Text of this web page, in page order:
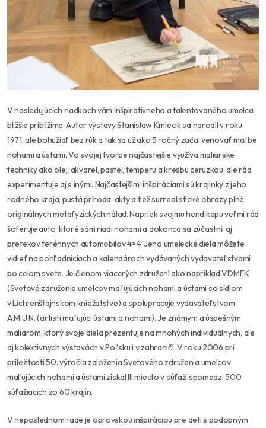
V nasledujúcich riadkoch vám inšpiratívneho a talentovaného umelca
bližšie priblížime. Autor výstavy Stanislaw Kmiecik sa narodil v roku
1971, ale bohužiaľ bez rúk a tak sa už ako 5 ročný začal venovať maľbe
nohami a ústami. Vo svojej tvorbe najčastejšie využíva maliarske
techniky ako olej, akvarel, pastel, temperu a kresbu ceruzkou, ale rád
experimentuje aj s inými. Najčastejšími inšpiráciami sú krajinky z jeho
rodného kraja, pustá príroda, akty a tiež surrealistické obrazy plné
originálnych metafyzických nálad. Napriek svojmu hendikepu veľmi rád
šoféruje auto, ktoré sám riadi nohami a dokonca sa zúčastnil aj
pretekov terénnych automobilov 4×4. Jeho umelecké diela môžete
vidieť na pohľadniciach a kalendároch vydávaných vydavateľstvami
po celom svete. Je členom viacerých združení ako napríklad VDMFK
(Svetové združenie umelcov maľujúcich nohami a ústami so sídlom
v Lichtenštajnskom kniežatstve) a spolupracuje vydavateľstvom
A.M.U.N. (artisti maľujúci ústami a nohami). Je známym a úspešným
maliarom, ktorý svoje diela prezentuje na mnohých individuálnych, ale
aj kolektívnych výstavách v Poľsku i v zahraničí. V roku 2006 pri
príležitosti 50. výročia založenia Svetového združenia umelcov
maľujúcich nohami a ústami získal III.miesto v súťaži spomedzi 500
súťažiacich zo 60 krajín.
V neposlednom rade je obrovskou inšpiráciou pre deti s podobným